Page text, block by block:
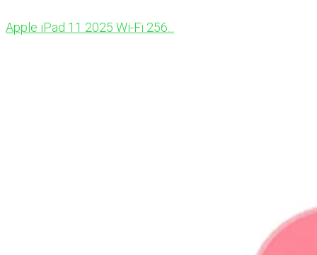
Apple iPad 11 2025 Wi-Fi 256...